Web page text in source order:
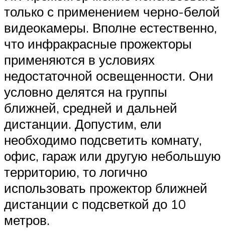
только с применением черно-белой
видеокамеры. Вполне естественно,
что инфракрасные прожекторы
применяются в условиях
недостаточной освещенности. Они
условно делятся на группы
ближней, средней и дальней
дистанции. Допустим, ели
необходимо подсветить комнату,
офис, гараж или другую небольшую
территорию, то логично
использовать прожектор ближней
дистанции с подсветкой до 10
метров.